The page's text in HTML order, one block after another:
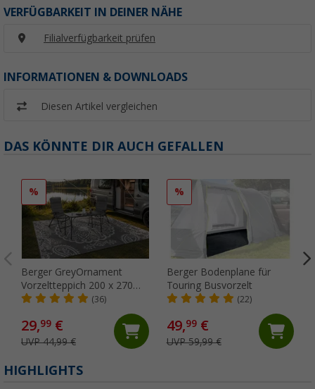
VERFÜGBARKEIT IN DEINER NÄHE
Filialverfügbarkeit prüfen
INFORMATIONEN & DOWNLOADS
Diesen Artikel vergleichen
DAS KÖNNTE DIR AUCH GEFALLEN
%
Berger GreyOrnament
Vorzeltteppich 200 x 270
cm
(36)
29,99 €
UVP 44,99 €
%
Berger Bodenplane für
Touring Busvorzelt
(22)
49,99€
UVP 59,99 €
HIGHLIGHTS